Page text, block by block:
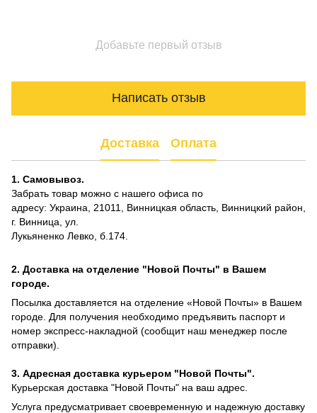
Добавьте первый отзыв
Написать отзыв
Доставка Оплата
1. Самовывоз.
Забрать товар можно с нашего офиса по
адресу: Украина, 21011, Винницкая область, Винницкий район,
г. Винница, ул.
Лукьяненко Левко, б.174.
2. Доставка на отделение "Новой Почты" в Вашем
городе.
Посылка доставляется на отделение «Новой Почты» в Вашем
городе. Для получения необходимо предъявить паспорт и
номер экспресс-накладной (сообщит наш менеджер после
отправки).
3. Адресная доставка курьером "Новой Почты".
Курьерская доставка "Новой Почты" на ваш адрес.
Услуга предусматривает своевременную и надежную доставку